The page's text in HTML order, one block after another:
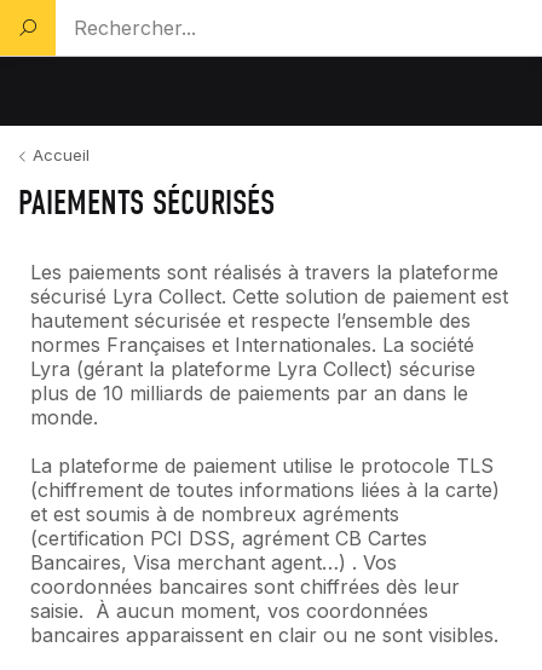
Accueil
PAIEMENTS SÉCURISÉS
Les paiements sont réalisés à travers la plateforme
sécurisé Lyra Collect. Cette solution de paiement est
hautement sécurisée et respecte l’ensemble des
normes Françaises et Internationales. La société
Lyra (gérant la plateforme Lyra Collect) sécurise
plus de 10 milliards de paiements par an dans le
monde.
La plateforme de paiement utilise le protocole TLS
(chiffrement de toutes informations liées à la carte)
et est soumis à de nombreux agréments
(certification PCI DSS, agrément CB Cartes
Bancaires, Visa merchant agent…) . Vos
coordonnées bancaires sont chiffrées dès leur
saisie. À aucun moment, vos coordonnées
bancaires apparaissent en clair ou ne sont visibles.